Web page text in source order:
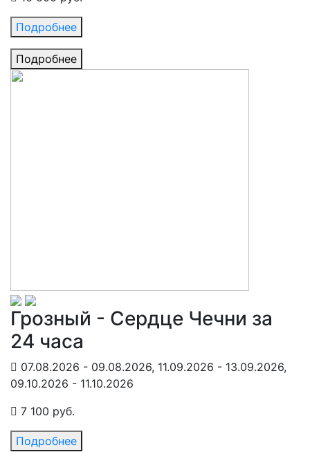
Подробнее
Подробнее
Грозный - Сердце Чечни за
24 часа
07.08.2026 - 09.08.2026, 11.09.2026 - 13.09.2026,
09.10.2026 - 11.10.2026
7 100 руб.
Подробнее